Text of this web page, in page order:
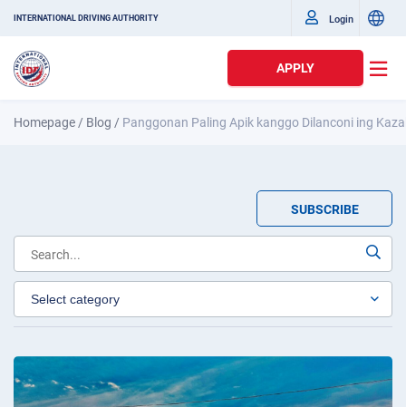
INTERNATIONAL DRIVING AUTHORITY Login
APPLY
Homepage / Blog / Panggonan Paling Apik kanggo Dilanconi ing
SUBSCRIBE